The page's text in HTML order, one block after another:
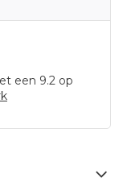
een 9.2 op